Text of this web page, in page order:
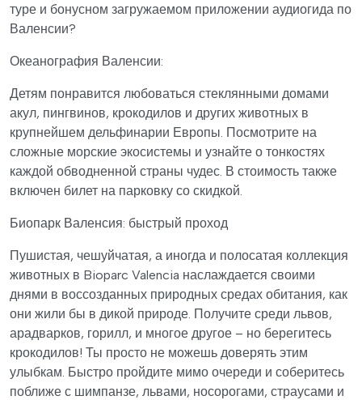
туре и бонусном загружаемом приложении аудиогида по
Валенсии?
Океанография Валенсии:
Детям понравится любоваться стеклянными домами
акул, пингвинов, крокодилов и других животных в
крупнейшем дельфинарии Европы. Посмотрите на
сложные морские экосистемы и узнайте о тонкостях
каждой обводненной страны чудес. В стоимость также
включен билет на парковку со скидкой.
Биопарк Валенсия: быстрый проход
Пушистая, чешуйчатая, а иногда и полосатая коллекция
животных в Bioparc Valencia наслаждается своими
днями в воссозданных природных средах обитания, как
они жили бы в дикой природе. Получите среди львов,
арадварков, горилл, и многое другое – но берегитесь
крокодилов! Ты просто не можешь доверять этим
улыбкам. Быстро пройдите мимо очереди и соберитесь
поближе с шимпанзе, львами, носорогами, страусами и